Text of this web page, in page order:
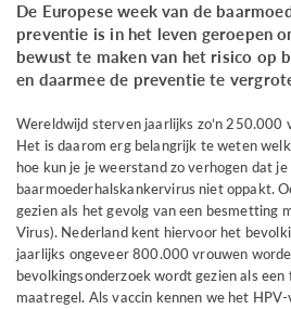
De Europese week van de
preventie is in het leven geroepen
bewust te maken van het risico op
en daarmee de preventie te
Wereldwijd sterven jaarlijks zo’n 250.000
Het is daarom erg belangrijk te weten
hoe kun je je weerstand zo verhogen dat je
baarmoederhalskankervirus niet oppakt.
gezien als het gevolg van een besmetting
Virus). Nederland kent hiervoor het
jaarlijks ongeveer 800.000 vrouwen
bevolkingsonderzoek wordt gezien als
maatregel. Als vaccin kennen we het